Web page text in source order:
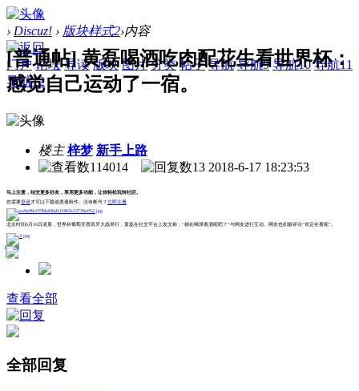
› Discuz! › 版块样式2›内容
门户 论坛 导读 版块 图片 分类 帖子 导航 导航9 导航10 导航11
导航12
[普通帖] 黄磊喝酒吃肉配花生看世界杯：
感觉自己运动了一宿。
楼主 梓梦 新手上路
114014
13 2018-6-17 18:23:53
马上注册，结交更多好友，享用更多功能，让你轻松玩转社区。
您需要登录才可以下载或查看附件。没有帐号？立即注册
北京时间6月16日凌晨，世界杯葡萄牙西班牙大战举行，黄磊在社交平台上发文称：“都在喝球看酒呢吧？”与网友进行互动。网友也积极评论“肯定在看呢”。
查看全部
全部回复